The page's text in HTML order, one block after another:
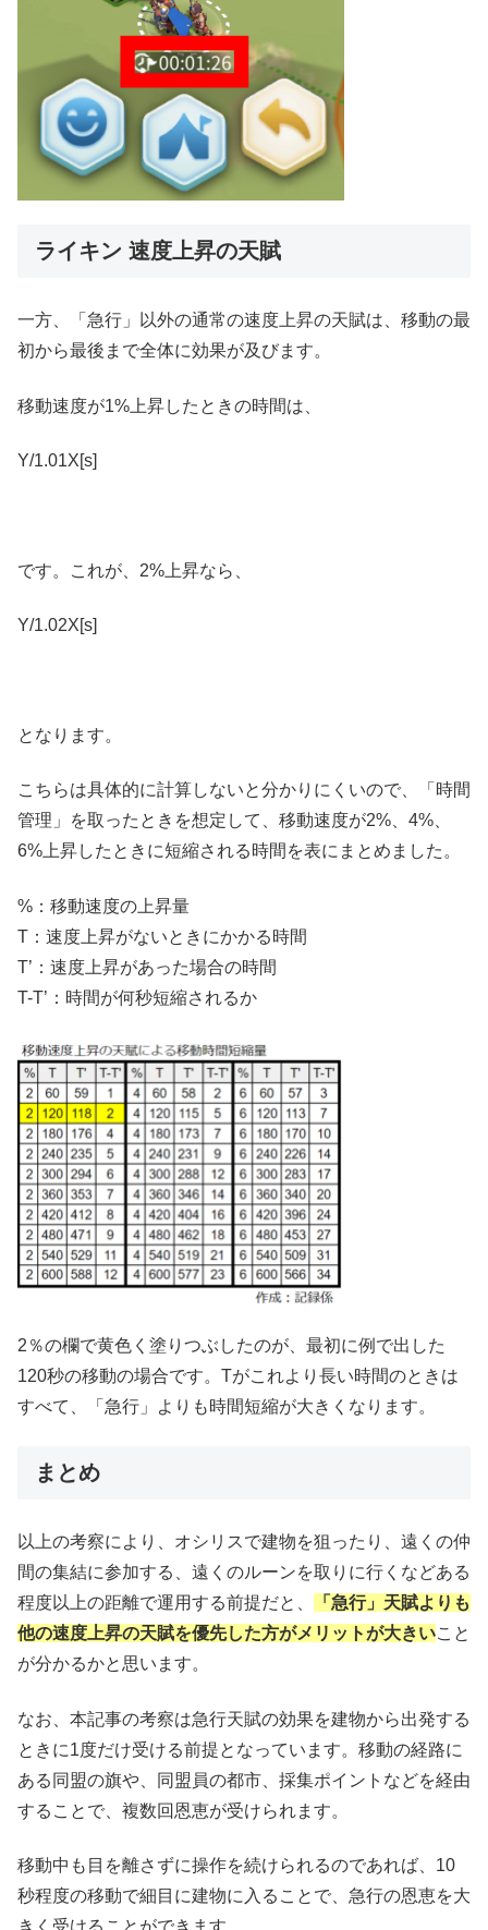
ライキン 速度上昇の天賦
一方、「急行」以外の通常の速度上昇の天賦は、移動の最
初から最後まで全体に効果が及びます。
移動速度が1%上昇したときの時間は、
Y/1.01X[s]
です。これが、2%上昇なら、
Y/1.02X[s]
となります。
こちらは具体的に計算しないと分かりにくいので、「時間
管理」を取ったときを想定して、移動速度が2%、4%、
6%上昇したときに短縮される時間を表にまとめました。
%：移動速度の上昇量
T：速度上昇がないときにかかる時間
T’：速度上昇があった場合の時間
T-T’：時間が何秒短縮されるか
2％の欄で黄色く塗りつぶしたのが、最初に例で出した
120秒の移動の場合です。Tがこれより長い時間のときは
すべて、「急行」よりも時間短縮が大きくなります。
まとめ
以上の考察により、オシリスで建物を狙ったり、遠くの仲
間の集結に参加する、遠くのルーンを取りに行くなどある
程度以上の距離で運用する前提だと、
「急行」天賦よりも
他の速度上昇の天賦を優先した方がメリットが大きいこと
が分かるかと思います。
なお、本記事の考察は急行天賦の効果を建物から出発する
ときに1度だけ受ける前提となっています。移動の経路に
ある同盟の旗や、同盟員の都市、採集ポイントなどを経由
することで、複数回恩恵が受けられます。
移動中も目を離さずに操作を続けられるのであれば、10
秒程度の移動で細目に建物に入ることで、急行の恩恵を大
きく受けることができます。